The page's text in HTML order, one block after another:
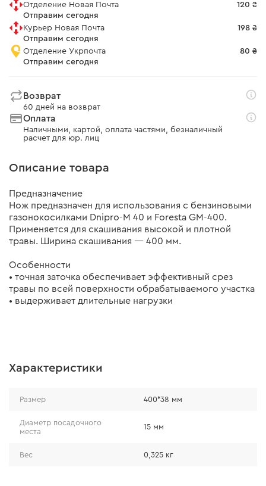
Отделение Новая Почта
Отправим сегодня
120 ₴
Курьер Новая Почта
Отправим сегодня
198 ₴
Отделение Укрпочта
Отправим сегодня
80 ₴
Возврат
60 дней на возврат
Оплата
Наличными, картой, оплата частями, безналичный
расчет для юр. лиц
Описание товара
Предназначение
Нож предназначен для использования с бензиновыми
газонокосилками Dnipro-M 40 и Foresta GM-400.
Применяется для скашивания высокой и плотной
травы. Ширина скашивания — 400 мм.
Особенности
• точная заточка обеспечивает эффективный срез
травы по всей поверхности обрабатываемого участка
• выдерживает длительные нагрузки
Характеристики
Размер 400*38 мм
Диаметр посадочного
места
15 мм
Вес 0,325 кг